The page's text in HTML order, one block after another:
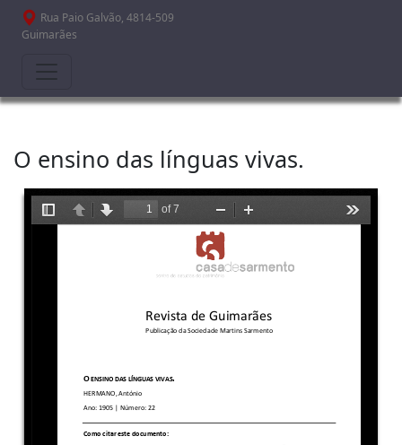
Passar para o conteúdo principal
Rua Paio Galvão, 4814-509
Guimarães
O ensino das línguas vivas.